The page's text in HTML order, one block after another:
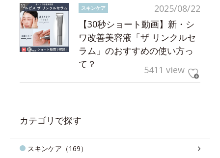
2025/08/22
スキンケア
【30秒ショート動画】新・シ
ワ改善美容液「ザ リンクルセ
ラム」のおすすめの使い方っ
て？
5411 view
カテゴリで探す
スキンケア（169）